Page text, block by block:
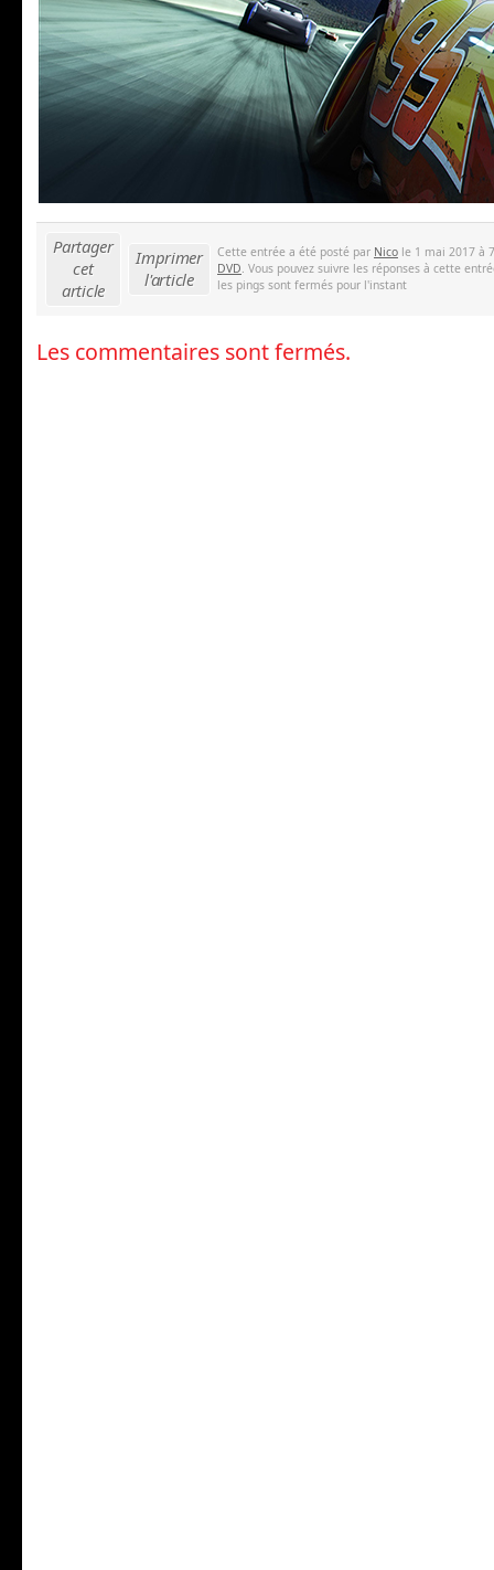
Partager
cet
article
Imprimer
l'article
Cette entrée a été posté par Nico le 1 mai 2017 à
DVD . Vous pouvez suivre les réponses à cette
les pings sont fermés pour l'instant
Les commentaires sont fermés.